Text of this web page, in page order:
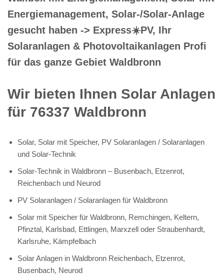
Energiemanagement, Solar-/Solar-Anlage
gesucht haben -> Express☀️PV️, Ihr
Solaranlagen & Photovoltaikanlagen Profi
für das ganze Gebiet Waldbronn
Wir bieten Ihnen Solar Anlagen
für 76337 Waldbronn
Solar, Solar mit Speicher, PV Solaranlagen / Solaranlagen
und Solar-Technik
Solar-Technik in Waldbronn – Busenbach, Etzenrot,
Reichenbach und Neurod
PV Solaranlagen / Solaranlagen für Waldbronn
Solar mit Speicher für Waldbronn, Remchingen, Keltern,
Pfinztal, Karlsbad, Ettlingen, Marxzell oder Straubenhardt,
Karlsruhe, Kämpfelbach
Solar Anlagen in Waldbronn Reichenbach, Etzenrot,
Busenbach, Neurod